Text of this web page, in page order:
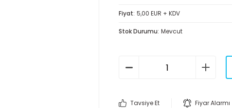
Fiyat 5,00 EUR + KDV
Stok Durumu Mevcut
Tavsiye Et Fiyar Alarmı